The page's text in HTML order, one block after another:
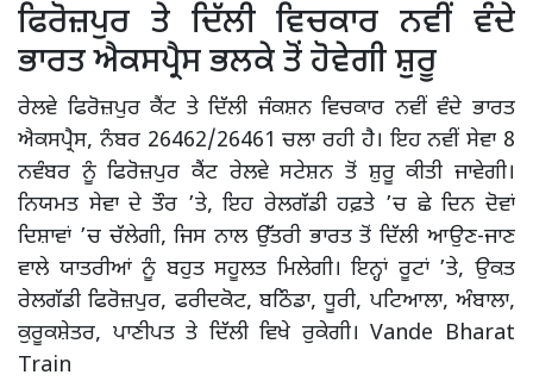
ਫਿਰੋਜ਼ਪੁਰ ਤੇ ਦਿੱਲੀ ਵਿਚਕਾਰ ਨਵੀਂ ਵੰਦੇ
ਭਾਰਤ ਐਕਸਪ੍ਰੈਸ ਭਲਕੇ ਤੋਂ ਹੋਵੇਗੀ ਸ਼ੁਰੂ
ਰੇਲਵੇ ਫਿਰੋਜ਼ਪੁਰ ਕੈਂਟ ਤੇ ਦਿੱਲੀ ਜੰਕਸ਼ਨ ਵਿਚਕਾਰ ਨਵੀਂ ਵੰਦੇ ਭਾਰਤ
ਐਕਸਪ੍ਰੈਸ, ਨੰਬਰ 26462/26461 ਚਲਾ ਰਹੀ ਹੈ। ਇਹ ਨਵੀਂ ਸੇਵਾ 8
ਨਵੰਬਰ ਨੂੰ ਫਿਰੋਜ਼ਪੁਰ ਕੈਂਟ ਰੇਲਵੇ ਸਟੇਸ਼ਨ ਤੋਂ ਸ਼ੁਰੂ ਕੀਤੀ ਜਾਵੇਗੀ।
ਨਿਯਮਤ ਸੇਵਾ ਦੇ ਤੌਰ ’ਤੇ, ਇਹ ਰੇਲਗੱਡੀ ਹਫ਼ਤੇ ’ਚ ਛੇ ਦਿਨ ਦੋਵਾਂ
ਦਿਸ਼ਾਵਾਂ ’ਚ ਚੱਲੇਗੀ, ਜਿਸ ਨਾਲ ਉੱਤਰੀ ਭਾਰਤ ਤੋਂ ਦਿੱਲੀ ਆਉਣ-ਜਾਣ
ਵਾਲੇ ਯਾਤਰੀਆਂ ਨੂੰ ਬਹੁਤ ਸਹੂਲਤ ਮਿਲੇਗੀ। ਇਨ੍ਹਾਂ ਰੂਟਾਂ ’ਤੇ, ਉਕਤ
ਰੇਲਗੱਡੀ ਫਿਰੋਜ਼ਪੁਰ, ਫਰੀਦਕੋਟ, ਬਠਿੰਡਾ, ਧੂਰੀ, ਪਟਿਆਲਾ, ਅੰਬਾਲਾ,
ਕੁਰੂਕਸ਼ੇਤਰ, ਪਾਣੀਪਤ ਤੇ ਦਿੱਲੀ ਵਿਖੇ ਰੁਕੇਗੀ। Vande Bharat
Train